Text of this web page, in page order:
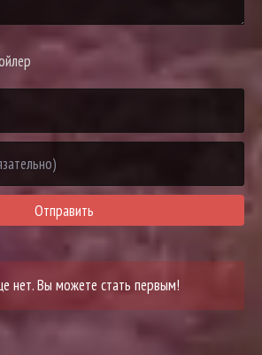
Отправить
нет. Вы можете стать первым!